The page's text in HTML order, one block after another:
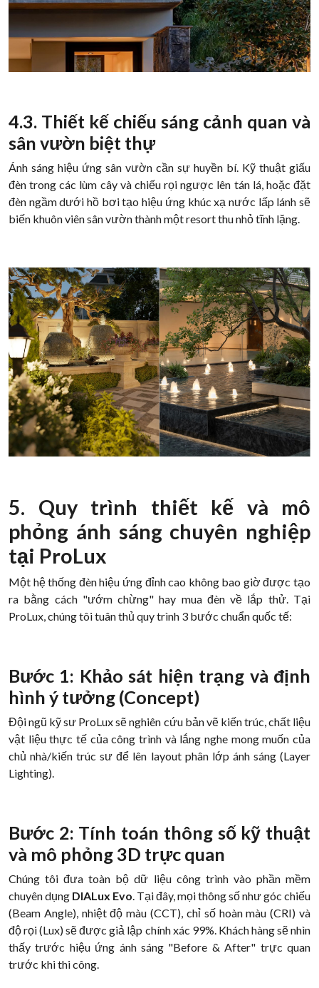
4.3. Thiết kế chiếu sáng cảnh quan và
sân vườn biệt thự
Ánh sáng hiệu ứng sân vườn cần sự huyền bí. Kỹ thuật giấu
đèn trong các lùm cây và chiếu rọi ngược lên tán lá, hoặc đặt
đèn ngầm dưới hồ bơi tạo hiệu ứng khúc xạ nước lấp lánh sẽ
biến khuôn viên sân vườn thành một resort thu nhỏ tĩnh lặng.
5. Quy trình thiết kế và mô
phỏng ánh sáng chuyên nghiệp
tại ProLux
Một hệ thống đèn hiệu ứng đỉnh cao không bao giờ được tạo
ra bằng cách "ướm chừng" hay mua đèn về lắp thử. Tại
ProLux, chúng tôi tuân thủ quy trình 3 bước chuẩn quốc tế:
Bước 1: Khảo sát hiện trạng và định
hình ý tưởng (Concept)
Đội ngũ kỹ sư ProLux sẽ nghiên cứu bản vẽ kiến trúc, chất liệu
vật liệu thực tế của công trình và lắng nghe mong muốn của
chủ nhà/kiến trúc sư để lên layout phân lớp ánh sáng (Layer
Lighting).
Bước 2: Tính toán thông số kỹ thuật
và mô phỏng 3D trực quan
Chúng tôi đưa toàn bộ dữ liệu công trình vào phần mềm
chuyên dụng DIALux Evo. Tại đây, mọi thông số như góc chiếu
(Beam Angle), nhiệt độ màu (CCT), chỉ số hoàn màu (CRI) và
độ rọi (Lux) sẽ được giả lập chính xác 99%. Khách hàng sẽ nhìn
thấy trước hiệu ứng ánh sáng "Before & After" trực quan
trước khi thi công.